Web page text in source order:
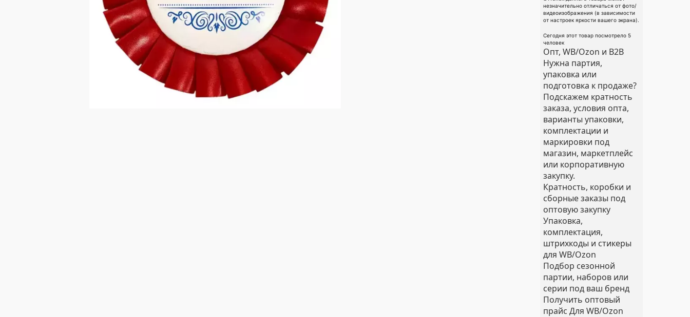
незначительно отличаться от фото/
видеоизображения (в зависимости
от настроек яркости вашего экрана).
Сегодня этот товар посмотрело 5
человек
Опт, WB/Ozon и B2B
Нужна партия,
упаковка или
подготовка к продаже?
Подскажем кратность
заказа, условия опта,
варианты упаковки,
комплектации и
маркировки под
магазин, маркетплейс
или корпоративную
закупку.
Кратность, коробки и
сборные заказы под
оптовую закупку
Упаковка,
комплектация,
штрихкоды и стикеры
для WB/Ozon
Подбор сезонной
партии, наборов или
серии под ваш бренд
Получить оптовый
прайс Для WB/Ozon